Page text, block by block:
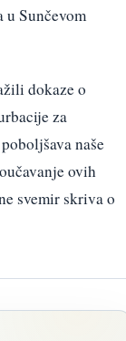
Sunčevom
dokaze o
za
naše
ovih
svemir skriva o